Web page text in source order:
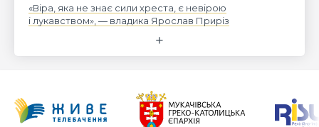
«Віра, яка не знає сили хреста, є невірою
і лукавством», — владика Ярослав Приріз